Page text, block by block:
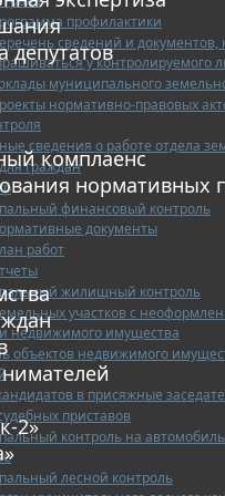
профилактики
сведений и документов,
у контролируемого
муниципального
нормативно-правовых
сведения о работе отдела
граждан
финансовый контроль
документы
работ
жилищный контроль
участков с
недвижимого имущества
объектов недвижимого
в присяжные
приставов
контроль на
лесной контроль
депутатов
комплаенс
нормативных
2»